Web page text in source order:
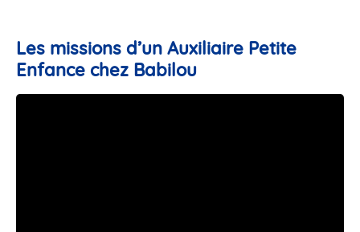
Les missions d’un Auxiliaire Petite
Enfance chez Babilou